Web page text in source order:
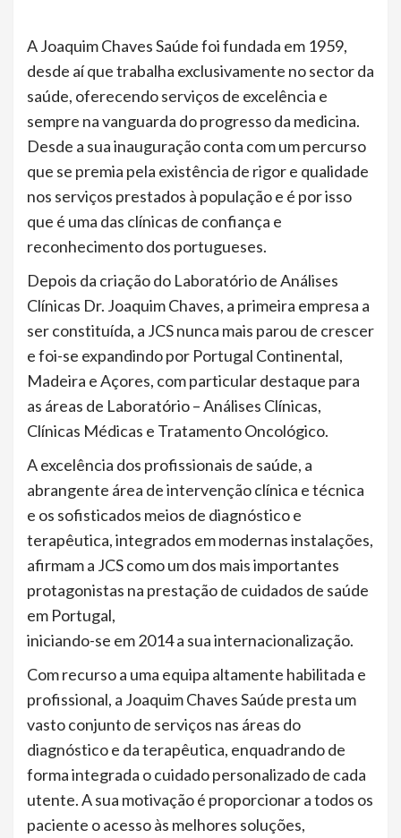
A Joaquim Chaves Saúde foi fundada em 1959,
desde aí que trabalha exclusivamente no sector da
saúde, oferecendo serviços de excelência e
sempre na vanguarda do progresso da medicina.
Desde a sua inauguração conta com um percurso
que se premia pela existência de rigor e qualidade
nos serviços prestados à população e é por isso
que é uma das clínicas de confiança e
reconhecimento dos portugueses.
Depois da criação do Laboratório de Análises
Clínicas Dr. Joaquim Chaves, a primeira empresa a
ser constituída, a JCS nunca mais parou de crescer
e foi-se expandindo por Portugal Continental,
Madeira e Açores, com particular destaque para
as áreas de Laboratório – Análises Clínicas,
Clínicas Médicas e Tratamento Oncológico.
A excelência dos profissionais de saúde, a
abrangente área de intervenção clínica e técnica
e os sofisticados meios de diagnóstico e
terapêutica, integrados em modernas instalações,
afirmam a JCS como um dos mais importantes
protagonistas na prestação de cuidados de saúde
em Portugal,
iniciando-se em 2014 a sua internacionalização.
Com recurso a uma equipa altamente habilitada e
profissional, a Joaquim Chaves Saúde presta um
vasto conjunto de serviços nas áreas do
diagnóstico e da terapêutica, enquadrando de
forma integrada o cuidado personalizado de cada
utente. A sua motivação é proporcionar a todos os
paciente o acesso às melhores soluções,